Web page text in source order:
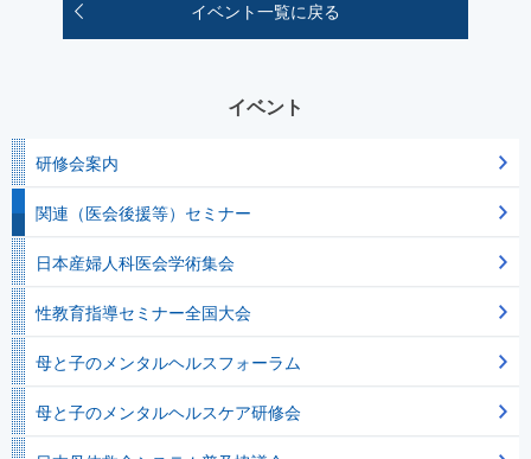
イベント一覧に戻る
イベント
研修会案内
関連（医会後援等）セミナー
日本産婦人科医会学術集会
性教育指導セミナー全国大会
母と子のメンタルヘルスフォーラム
母と子のメンタルヘルスケア研修会